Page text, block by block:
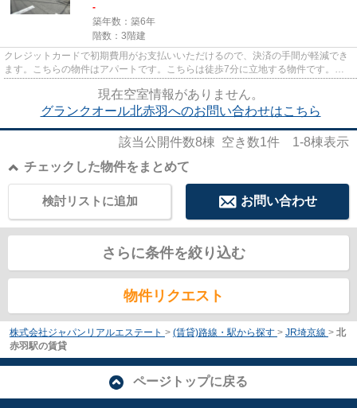
-
築年数：築6年
階数：3階建
クレジットカードで初期費用がお支払いいただけるので、決済の手間が軽減でき
ます。こちらの物件はアパートです。こちらは徒歩7分に立地する物件です。駅
現在空室情報がありません。
グランクオール北赤羽へのお問い合わせはこちら
該当公開件数8棟 空き数1件 1-8棟表示
チェックした物件をまとめて
お問い合わせ
検討リストに追加
さらに条件を絞り込む
物件リクエスト
株式会社ジャパンリアルエステート > (賃貸)路線・駅から探す > JR埼京線 > 北
赤羽駅の賃貸
ページトップに戻る